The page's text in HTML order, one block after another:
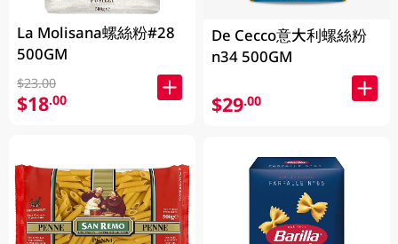
La Molisana螺絲粉#28
500GM
$23.00
$18.00
De Cecco意大利螺絲粉
n34 500GM
$29.00